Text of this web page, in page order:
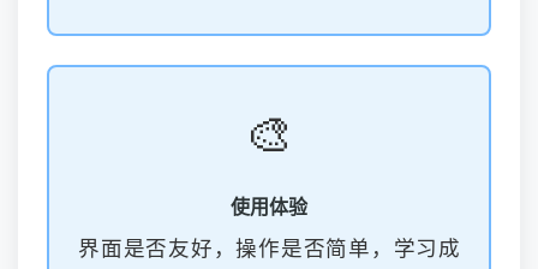
🎨
使用体验
界面是否友好，操作是否简单，学习成